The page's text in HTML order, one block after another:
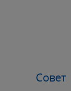
Совет